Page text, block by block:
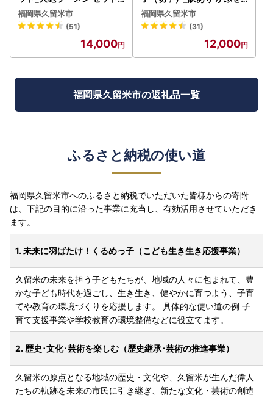
計 4食分 豚骨 ラーメン 久留
米ラーメン 生ラーメン 自家
製 生麺 本場の味 チャーシ
ュー 呼び戻しスープ 麺類
ご当地ラーメン 食べ比べ 九
寄せ お取り寄せグルメ 食品
送料無料 〔Br001〕
福岡県久留米市
(51)
14,000
だし明太子 切子 350g こだ
わり 自家製明太子 辛子 明
太子 福岡 久留米 かぶせだ
し ごはん お供 お酒 おつま
み 料理 具材 おにぎり パス
凍 食品 加工品 お取り寄せ
お取り寄せグルメ 福岡県 久
留米市 送料無料 〔Cs002
〕
福岡県久留米市
(31)
12,000
福岡県久留米市の返礼品一覧
ふるさと納税の使い道
福岡県久留米市へのふるさと納税でいただいた皆様からの寄附
は、下記の目的に沿った事業に充当し、有効活用させていただき
ます。
1. 未来に羽ばたけ！くるめっ子（こども生き生き応援事業）
久留米の未来を担う子どもたちが、地域の人々に包まれて、豊
かな子ども時代を過ごし、生き生き、健やかに育つよう、子育
てや教育の環境づくりを応援します。 具体的な使い道の例 子
育て支援事業や学校教育の環境整備などに役立てます。
2. 歴史･文化･芸術を楽しむ（歴史継承･芸術の推進事業）
久留米の原点となる地域の歴史・文化や、久留米が生んだ偉人
たちの軌跡を未来の市民に引き継ぎ、新たな文化・芸術の創造